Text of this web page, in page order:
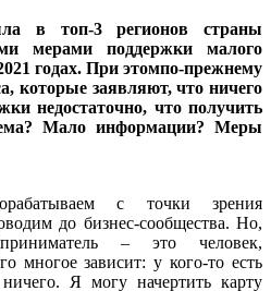
в топ-3 регионов страны
мерами поддержки малого
годах. При этомпо-прежнему
которые заявляют, что ничего
недостаточно, что получить
Мало информации? Меры
с точки зрения
до бизнес-сообщества. Но,
– это человек,
многое зависит: у кого-то есть
Я могу начертить карту